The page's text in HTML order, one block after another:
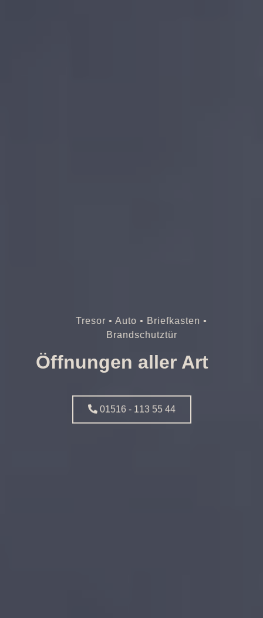
Tresor • Auto • Briefkasten •
Brandschutztür
Öffnungen aller Art
01516 - 113 55 44